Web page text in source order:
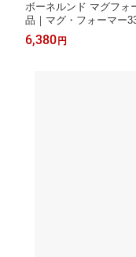
ボーネルンド マグフォ
品｜マグ・フォーマー
ック 磁石 パズル 知育
ンド日本正規品 入園
6,380 円